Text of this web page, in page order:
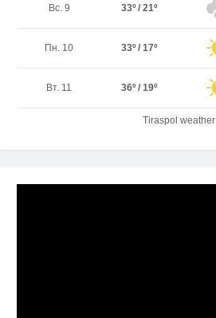
Вс. 9 33º / 21º
Пн. 10 33º / 17º
Вт. 11 36º / 19º
Tiraspol weather